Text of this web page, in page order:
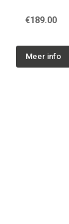
€189.00
Meer info